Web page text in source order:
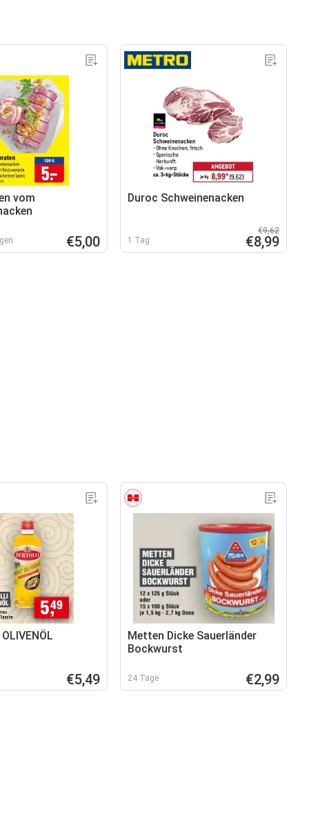
vom
€5,00
Duroc Schweinenacken
1 Tag
€9,62
€8,99
€5,49
Metten Dicke Sauerländer
Bockwurst
24 Tage €2,99